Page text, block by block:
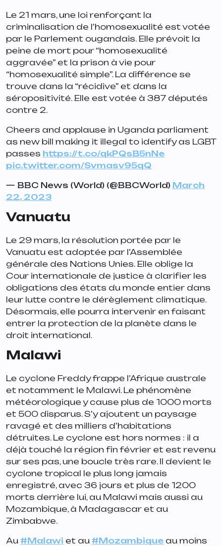
Le 21 mars, une loi renforçant la
criminalisation de l’homosexualité est votée
par le Parlement ougandais. Elle prévoit la
peine de mort pour “homosexualité
aggravée” et la prison à vie pour
“homosexualité simple”. La différence se
trouve dans la “récidive” et dans la
séropositivité. Elle est votée à 387 députés
contre 2.
Cheers and applause in Uganda parliament
as new bill making it illegal to identify as LGBT
passes https://t.co/qkPQsB5nNe
pic.twitter.com/Svmasv95qQ
— BBC News (World) (@BBCWorld) March
22, 2023
Vanuatu
Le 29 mars, la résolution portée par le
Vanuatu est adoptée par l’Assemblée
générale des Nations Unies. Elle oblige la
Cour internationale de justice à clarifier les
obligations des états du monde entier dans
leur lutte contre le dérèglement climatique.
Désormais, elle pourra intervenir en faisant
entrer la protection de la planète dans le
droit international.
Malawi
Le cyclone Freddy frappe l’Afrique australe
et notamment le Malawi. Le phénomène
météorologique y cause plus de 1000 morts
et 500 disparus. S’y ajoutent un paysage
ravagé et des milliers d’habitations
détruites. Le cyclone est hors normes : il a
déjà touché la région fin février et est revenu
sur ses pas, une boucle très rare. Il devient le
cyclone tropical le plus long jamais
enregistré, avec 36 jours et plus de 1200
morts derrière lui, au Malawi mais aussi au
Mozambique, à Madagascar et au
Zimbabwe.
Au #Malawi et au #Mozambique au moins